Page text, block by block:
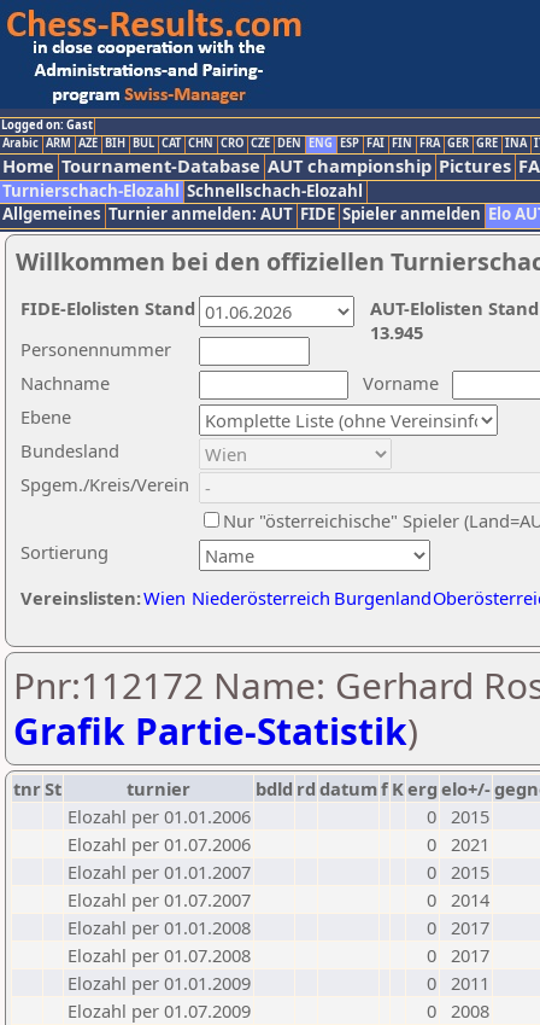
Logged on: Gast
Arabic ARM AZE BIH BUL CAT CHN CRO CZE DEN ENG ESP FAI FIN FRA GER GRE INA
Home Tournament-Database AUT championship Pictures
Turnierschach-Elozahl Schnellschach-Elozahl
Allgemeines Turnier anmelden: AUT FIDE Spieler anmelden Elo
Willkommen bei den offiziellen
Nachname
Vorname
Ebene
Sortierung
Personennummer
Bundesland
Spgem./Kreis/Verein
Nur "österreichische" Spieler
Vereinslisten:Wien Niederösterreich Burgenland
AUT-Elolisten
13.945
FIDE-Elolisten Stand
Pnr:112172 Name: Gerhard
Grafik Partie-Statistik)
tnrSt turnier bdld rd datumf Kerg elo+/-
Elozahl per 01.01.2006
0 2015
Elozahl per 01.07.2006
0 2021
Elozahl per 01.01.2007
0 2015
Elozahl per 01.07.2007
0 2014
Elozahl per 01.01.2008
0 2017
Elozahl per 01.07.2008
0 2017
Elozahl per 01.01.2009
0 2011
Elozahl per 01.07.2009
0 2008